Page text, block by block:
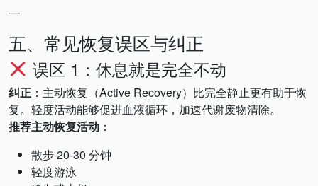
—
五、常见恢复误区与纠正
误区 1：休息就是完全不动
纠正 ：主动恢复（Active Recovery）比完全静止更有助于恢
复。轻度活动能够促进血液循环，加速代谢废物清除。
推荐主动恢复活动 ：
散步 20-30 分钟
轻度游泳